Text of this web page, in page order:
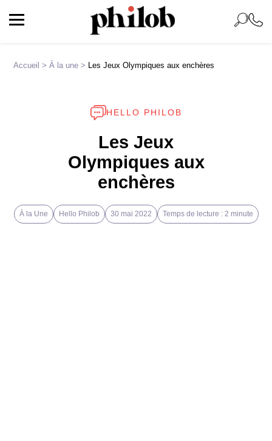
Accueil >À la une > Les Jeux Olympiques aux enchères
HELLO PHILOB
Les Jeux
Olympiques aux
enchères
À la Une Hello Philob 30 mai 2022 Temps de lecture : 2 minute